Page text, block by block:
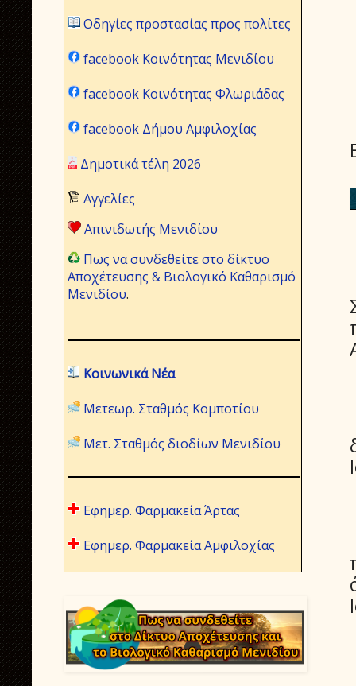
Οδηγίες προστασίας προς πολίτες
facebook Κοινότητας Μενιδίου
facebook Κοινότητας Φλωριάδας
facebook Δήμου Αμφιλοχίας
Δημοτικά τέλη 2026
Αγγελίες
Απινιδωτής Μενιδίου
Πως να συνδεθείτε στο δίκτυο
Αποχέτευσης & Βιολογικό Καθαρισμό
Μενιδίου.
Κοινωνικά Νέα
Μετεωρ. Σταθμός Κομποτίου
Μετ. Σταθμός διοδίων Μενιδίου
Εφημερ. Φαρμακεία Άρτας
Εφημερ. Φαρμακεία Αμφιλοχίας